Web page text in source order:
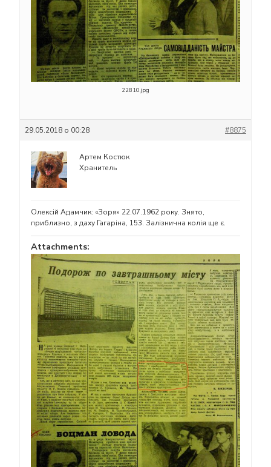
22810.jpg
29.05.2018 о 00:28 #8875
Артем Костюк
Хранитель
Олексій Адамчик: «Зоря» 22.07.1962 року. Знято,
приблизно, з даху Гагаріна, 153. Залізнична колія ще є.
Attachments: